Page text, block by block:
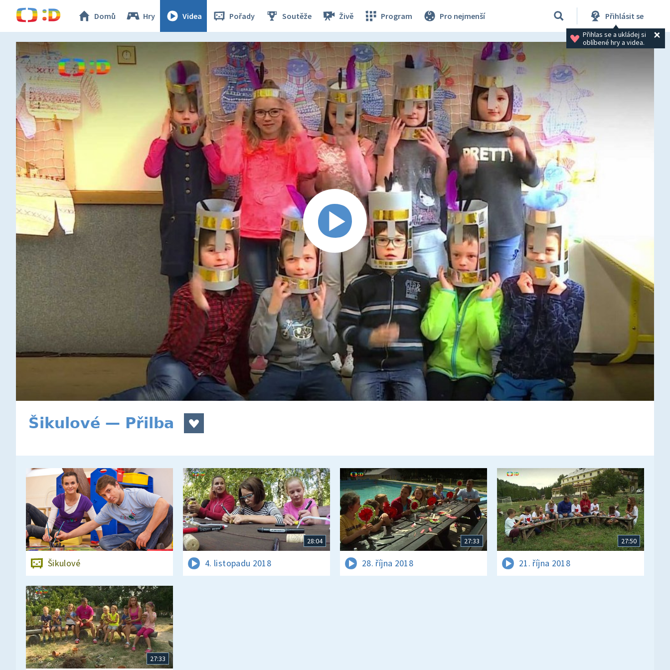
Domů Hry Videa Pořady Soutěže Živě Program Pro nejmenší Přihlásit se
Přihlas se a ukládej si
oblíbené hry a videa.
Šikulové — Přilba
Šikulové
28:04
4. listopadu 2018
27:33
28. října 2018
27:50
21. října 2018
27:33